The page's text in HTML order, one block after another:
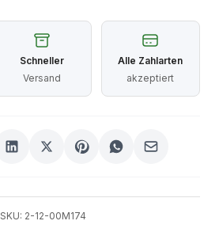
Schneller
Versand
Alle Zahlarten
akzeptiert
SKU: 2-12-00M174